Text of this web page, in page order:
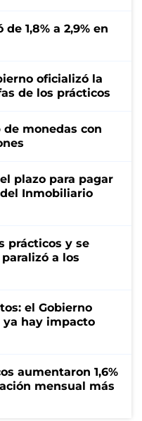
1,8% a 2,9% en
oficializó la
de los prácticos
monedas con
plazo para pagar
Inmobiliario
prácticos y se
a los
el Gobierno
ya hay impacto
aumentaron 1,6%
mensual más